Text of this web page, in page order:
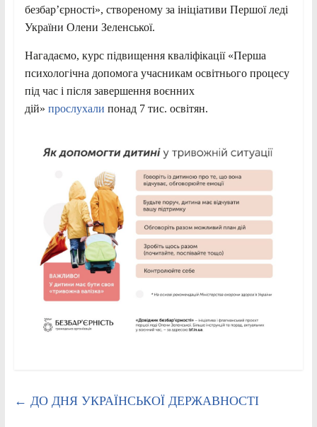
безбар’єрності», створеному за ініціативи Першої леді
України Олени Зеленської.
Нагадаємо, курс підвищення кваліфікації «Перша
психологічна допомога учасникам освітнього процесу
під час і після завершення воєнних
дій» прослухали понад 7 тис. освітян.
← ДО ДНЯ УКРАЇНСЬКОЇ ДЕРЖАВНОСТІ